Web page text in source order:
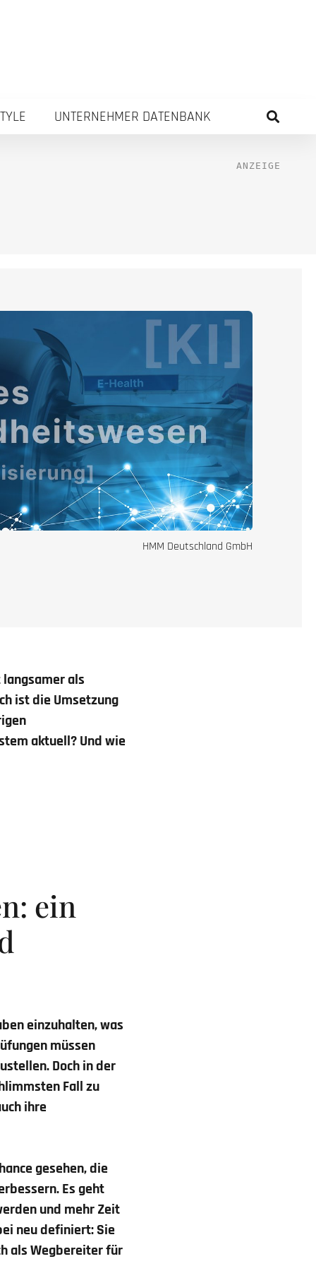
UNTERNEHMER DATENBANK
HMM Deutschland GmbH
als
ist die Umsetzung
aktuell? Und wie
ein
einzuhalten, was
müssen
Doch in der
Fall zu
ihre
gesehen, die
Es geht
und mehr Zeit
neu definiert: Sie
als Wegbereiter für